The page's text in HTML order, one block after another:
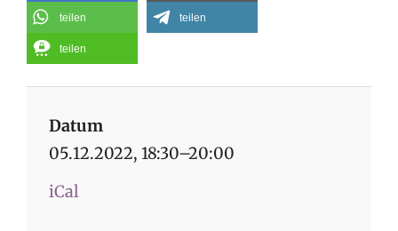
teilen teilen
teilen
Datum
05.12.2022, 18:30–20:00
iCal